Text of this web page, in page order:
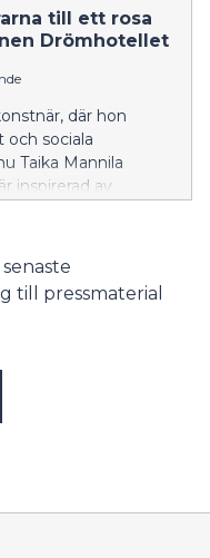
till ett rosa
Drömhotellet
där hon
sociala
Taika Mannila
inspirerad av
ett rått och drömskt
och till alla
förälskade.
till pressmaterial